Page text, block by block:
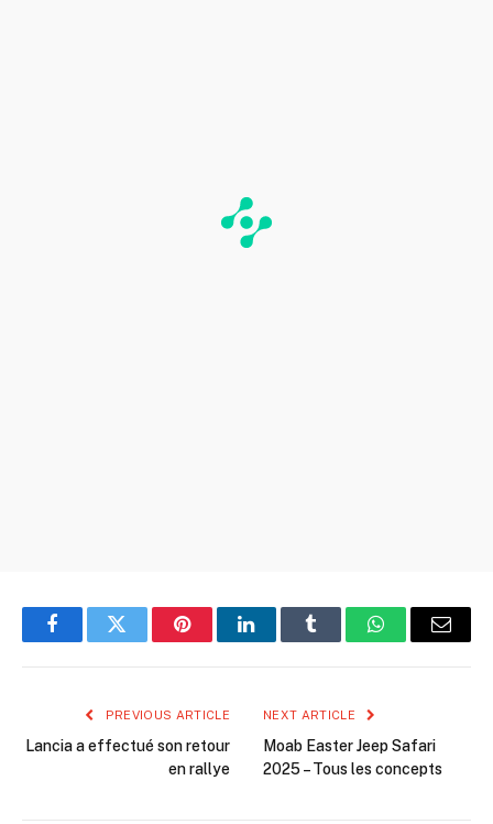
FacebookTwitter PinterestLinkedInTumblr WhatsAppEmail
PREVIOUS ARTICLE
Lancia a effectué son retour
en rallye
NEXT ARTICLE
Moab Easter Jeep Safari
2025 – Tous les concepts